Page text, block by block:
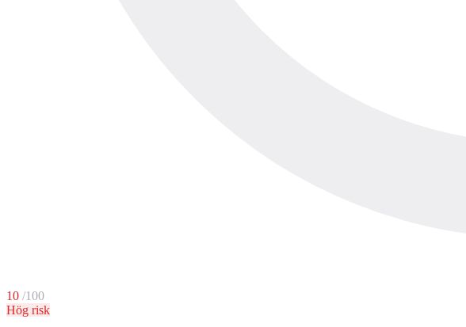
10 /100
Hög risk